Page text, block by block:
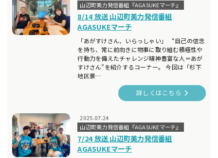
山辺町美力発信番組『AGASUKEマーチ』
8/14 放送 山辺町美力発信番組
AGASUKEマーチ
「あがすけさん、いらっしゃい」 “自己の信念
を持ち、常に前向きに物事に取り組む積極性や
行動力を備えたチャレンジ精神豊富な人＝あが
すけさん”を紹介するコーナー。 今回は「杉下
地区景…
詳しくはこちら
2025.07.24
山辺町美力発信番組『AGASUKEマーチ』
7/24 放送 山辺町美力発信番組
AGASUKEマーチ